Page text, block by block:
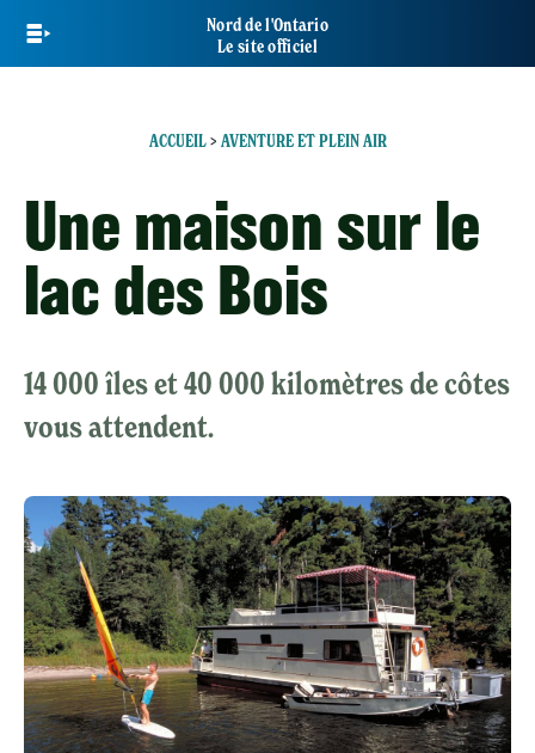
main
Nord de l'Ontario
Le site officiel
ACCUEIL> AVENTURE ET PLEIN AIR
Une maison sur le
lac des Bois
14 000 îles et 40 000 kilomètres de côtes
vous attendent.